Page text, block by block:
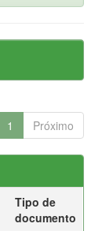
1 Próximo
Tipo de
documento